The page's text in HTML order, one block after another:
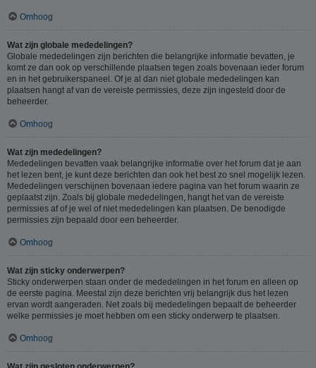
Omhoog
Wat zijn globale mededelingen?
Globale mededelingen zijn berichten die belangrijke informatie bevatten, je
komt ze dan ook op verschillende plaatsen tegen zoals bovenaan ieder forum
en in het gebruikerspaneel. Of je al dan niet globale mededelingen kan
plaatsen hangt af van de vereiste permissies, deze zijn ingesteld door de
beheerder.
Omhoog
Wat zijn mededelingen?
Mededelingen bevatten vaak belangrijke informatie over het forum dat je aan
het lezen bent, je kunt deze berichten dan ook het best zo snel mogelijk lezen.
Mededelingen verschijnen bovenaan iedere pagina van het forum waarin ze
geplaatst zijn. Zoals bij globale mededelingen, hangt het van de vereiste
permissies af of je wel of niet mededelingen kan plaatsen. De benodigde
permissies zijn bepaald door een beheerder.
Omhoog
Wat zijn sticky onderwerpen?
Sticky onderwerpen staan onder de mededelingen in het forum en alleen op
de eerste pagina. Meestal zijn deze berichten vrij belangrijk dus het lezen
ervan wordt aangeraden. Net zoals bij mededelingen bepaalt de beheerder
welke permissies je moet hebben om een sticky onderwerp te plaatsen.
Omhoog